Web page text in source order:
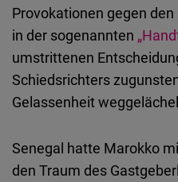
Provokationen gegen
in der sogenannten
umstrittenen
Schiedsrichters
Gelassenheit
Senegal hatte Marokko
den Traum des